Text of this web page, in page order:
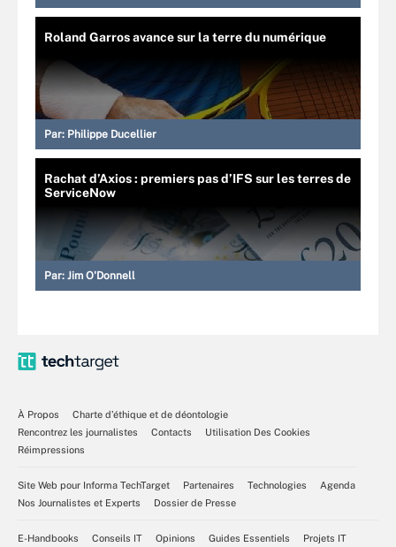
Roland Garros avance sur la terre du numérique
Par: Philippe Ducellier
Rachat d’Axios : premiers pas d’IFS sur les terres de
ServiceNow
Par: Jim O'Donnell
À Propos
Charte d’éthique et de déontologie
Rencontrez les journalistes
Contacts
Utilisation Des Cookies
Réimpressions
Site Web pour Informa TechTarget Partenaires Technologies
Agenda
Nos Journalistes et Experts
Dossier de Presse
E-Handbooks Conseils IT Opinions Guides Essentiels Projets IT